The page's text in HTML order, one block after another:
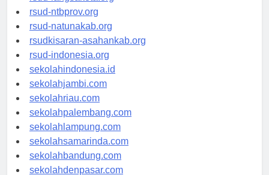
rsud-langsakota.org
rsud-ntbprov.org
rsud-natunakab.org
rsudkisaran-asahankab.org
rsud-indonesia.org
sekolahindonesia.id
sekolahjambi.com
sekolahriau.com
sekolahpalembang.com
sekolahlampung.com
sekolahsamarinda.com
sekolahbandung.com